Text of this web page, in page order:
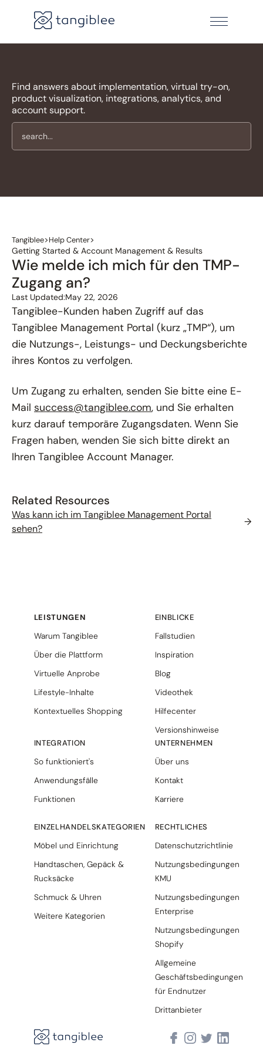
Find answers about implementation, virtual try-on,
product visualization, integrations, analytics, and
account support.
Tangiblee>Help Center>
Getting Started & Account Management & Results
Wie melde ich mich für den TMP-
Zugang an?
Last Updated:May 22, 2026
Tangiblee-Kunden haben Zugriff auf das
Tangiblee Management Portal (kurz „TMP“), um
die Nutzungs-, Leistungs- und Deckungsberichte
ihres Kontos zu verfolgen.
Um Zugang zu erhalten, senden Sie bitte eine E-
Mail success@tangiblee.com, und Sie erhalten
kurz darauf temporäre Zugangsdaten. Wenn Sie
Fragen haben, wenden Sie sich bitte direkt an
Ihren Tangiblee Account Manager.
Related Resources
Was kann ich im Tangiblee Management Portal
sehen?
→
LEISTUNGEN
Warum Tangiblee
Über die Plattform
Virtuelle Anprobe
Lifestyle-Inhalte
Kontextuelles Shopping
INTEGRATION
So funktioniert's
Anwendungsfälle
Funktionen
EINZELHANDELSKATEGORIEN
Möbel und Einrichtung
Handtaschen, Gepäck &
Rucksäcke
Schmuck & Uhren
Weitere Kategorien
EINBLICKE
Fallstudien
Inspiration
Blog
Videothek
Hilfecenter
Versionshinweise
UNTERNEHMEN
Über uns
Kontakt
Karriere
RECHTLICHES
Datenschutzrichtlinie
Nutzungsbedingungen
KMU
Nutzungsbedingungen
Enterprise
Nutzungsbedingungen
Shopify
Allgemeine
Geschäftsbedingungen
für Endnutzer
Drittanbieter